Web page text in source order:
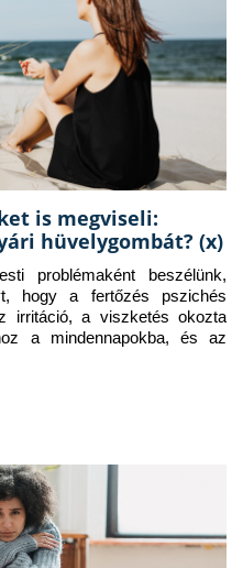
is megviseli:
hüvelygombát? (x)
problémaként beszélünk,
hogy a fertőzés pszichés
irritáció, a viszketés okozta
a mindennapokba, és az